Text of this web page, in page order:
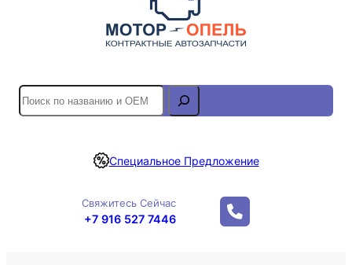
S
e
r
Специальное Предложение
Свяжитесь Сейчас
+7 916 527 7446